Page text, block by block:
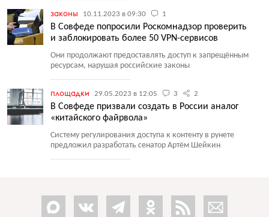
законы 10.11.2023 в 09:30 1
В Совфеде попросили Роскомнадзор проверить
и заблокировать более 50 VPN-сервисов
Они продолжают предоставлять доступ к запрещённым
ресурсам, нарушая российские законы
площадки 29.05.2023 в 12:05 3 2
В Совфеде призвали создать в России аналог
«китайского файрвола»
Систему регулирования доступа к контенту в рунете
предложил разработать сенатор Артём Шейкин